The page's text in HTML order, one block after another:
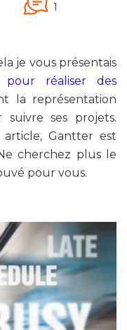
1
je vous présentais
réaliser des
la représentation
ses projets.
Gantter est
cherchez plus le
pour vous.